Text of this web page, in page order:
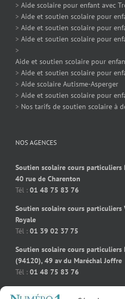
> Aide scolaire pour enfant avec
> Aide et soutien scolaire pour
> Aide et soutien scolaire pour
> Aide et soutien scolaire pour
>
Aide et soutien scolaire pour
> Aide et soutien scolaire pour
> Aide scolaire Autisme-Asperger
> Aide et soutien scolaire pour
> Nos tarifs de soutien scolaire à
NOS AGENCES
Soutien scolaire cours particuliers
40 rue de Charenton
Tél : 01 48 75 83 76
Soutien scolaire cours
Royale
Tél : 01 39 02 37 75
Soutien scolaire cours particuliers
(94120), 49 av du Maréchal Joffre
Tél : 01 48 75 83 76